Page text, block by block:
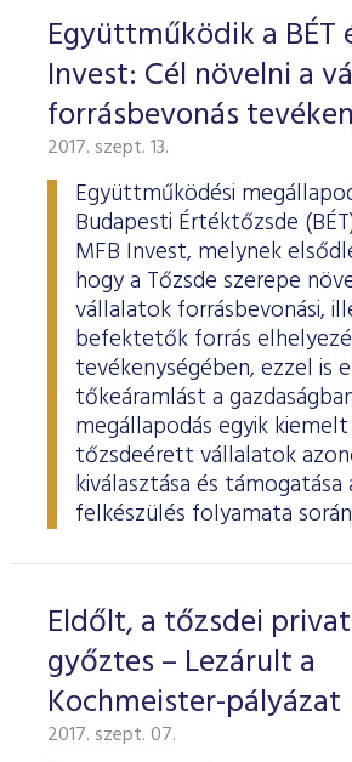
Együttműködik a BÉT
Invest: Cél növelni a
forrásbevonás
2017. szept. 13.
Együttműködési
Budapesti Értéktőzsde
MFB Invest, melynek
hogy a Tőzsde szerepe
vállalatok forrásbevonási,
befektetők forrás
tevékenységében, ezzel is
tőkeáramlást a
megállapodás egyik
tőzsdeérett vállalatok
kiválasztása és
felkészülés folyamata
Eldőlt, a tőzsdei
győztes – Lezárult a
Kochmeister-pályázat
2017. szept. 07.